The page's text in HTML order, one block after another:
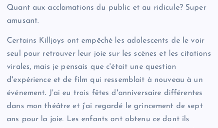
Quant aux acclamations du public et au ridicule? Super
amusant.
Certains Killjoys ont empêché les adolescents de le voir
seul pour retrouver leur joie sur les scènes et les citations
virales, mais je pensais que c'était une question
d'expérience et de film qui ressemblait à nouveau à un
événement. J'ai eu trois fêtes d'anniversaire différentes
dans mon théâtre et j'ai regardé le grincement de sept
ans pour la joie. Les enfants ont obtenu ce dont ils